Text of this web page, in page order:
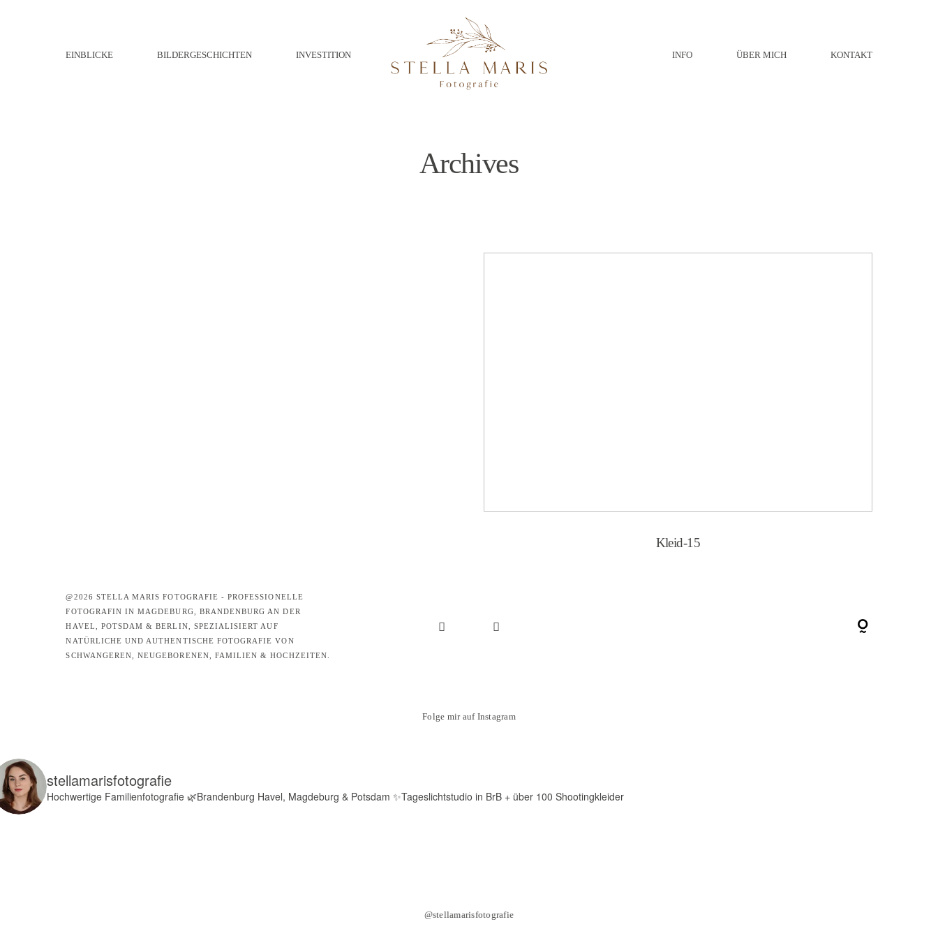
EINBLICKE BILDERGESCHICHTEN INVESTITION INFO ÜBER MICH KONTAKT
Archives
Kleid-15
@2026 STELLA MARIS FOTOGRAFIE - PROFESSIONELLE
FOTOGRAFIN IN MAGDEBURG, BRANDENBURG AN DER
HAVEL, POTSDAM & BERLIN, SPEZIALISIERT AUF
NATÜRLICHE UND AUTHENTISCHE FOTOGRAFIE VON
SCHWANGEREN, NEUGEBORENEN, FAMILIEN & HOCHZEITEN.
Folge mir auf Instagram
@stellamarisfotografie
stellamarisfotografie
Hochwertige Familienfotografie🌿Brandenburg Havel, Magdeburg & Potsdam ✨Tageslichtstudio in BrB + über 100 Shootingkleider